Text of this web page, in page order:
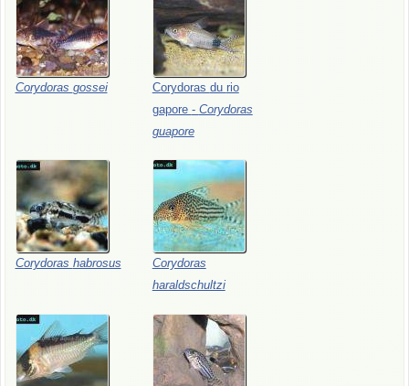
Corydoras gossei Corydoras du rio
gapore - Corydoras
guapore
Corydoras habrosus
Corydoras
haraldschultzi